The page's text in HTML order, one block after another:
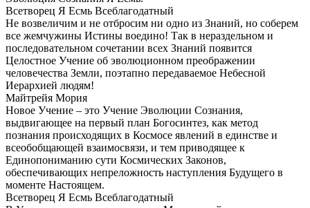
Всетворец Я Есмь Всеблагодатный
Не возвеличим и не отбросим ни одно из Знаний, но соберем
все жемчужины Истины воедино! Так в нераздельном и
последовательном сочетании всех Знаний появится
Целостное Учение об эволюционном преображении
человечества Земли, поэтапно передаваемое Небесной
Иерархией людям!
Майтрейя Мория
Новое Учение – это Учение Эволюции Сознания,
выдвигающее на первый план Богосинтез, как метод
познания происходящих в Космосе явлений в единстве и
всеобобщающей взаимосвязи, и тем приводящее к
Единопониманию сути Космических Законов,
обеспечивающих непреложность наступления Будущего в
моменте Настоящем.
Всетворец Я Есмь Всеблагодатный